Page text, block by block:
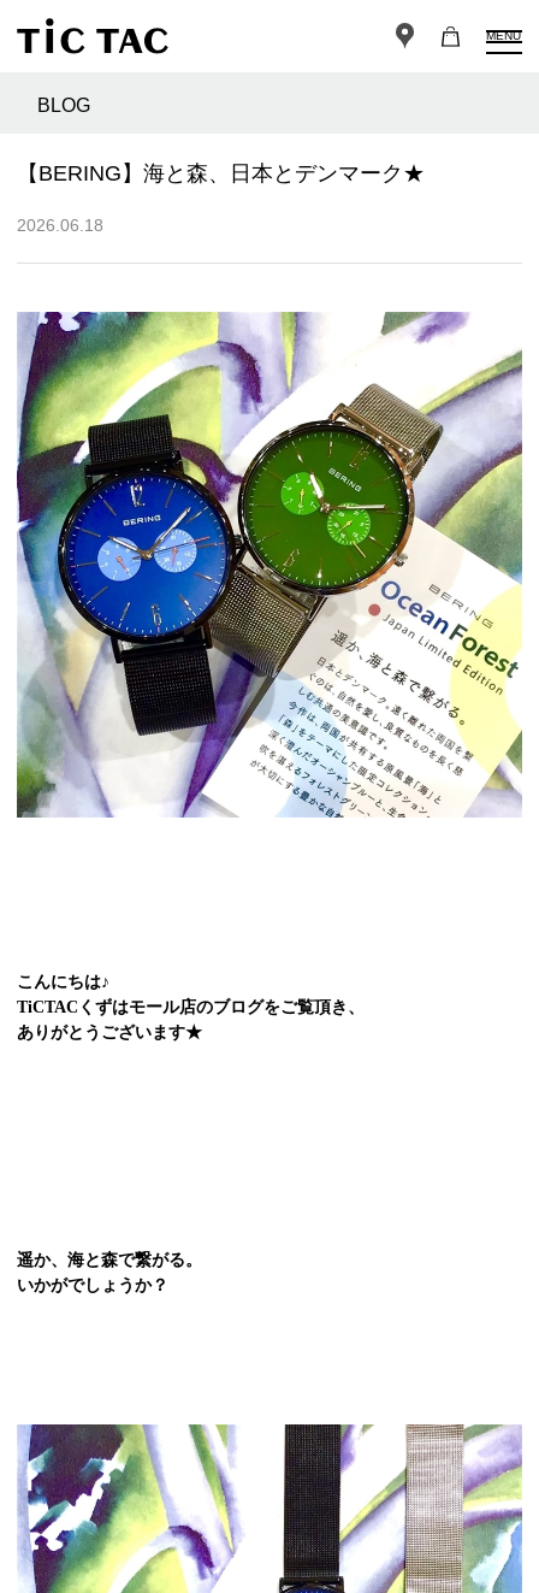
MENU
BLOG
【BERING】海と森、日本とデンマーク★
2026.06.18
こんにちは♪
TiCTACくずはモール店のブログをご覧頂き、
ありがとうございます★
遥か、海と森で繋がる。
いかがでしょうか？